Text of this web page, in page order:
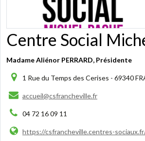
Centre Social
Madame Aliénor PERRARD, Présidente
1 Rue du Temps des Cerises - 69340
accueil@csfrancheville.fr
04 72 16 09 11
https://csfrancheville.centres-